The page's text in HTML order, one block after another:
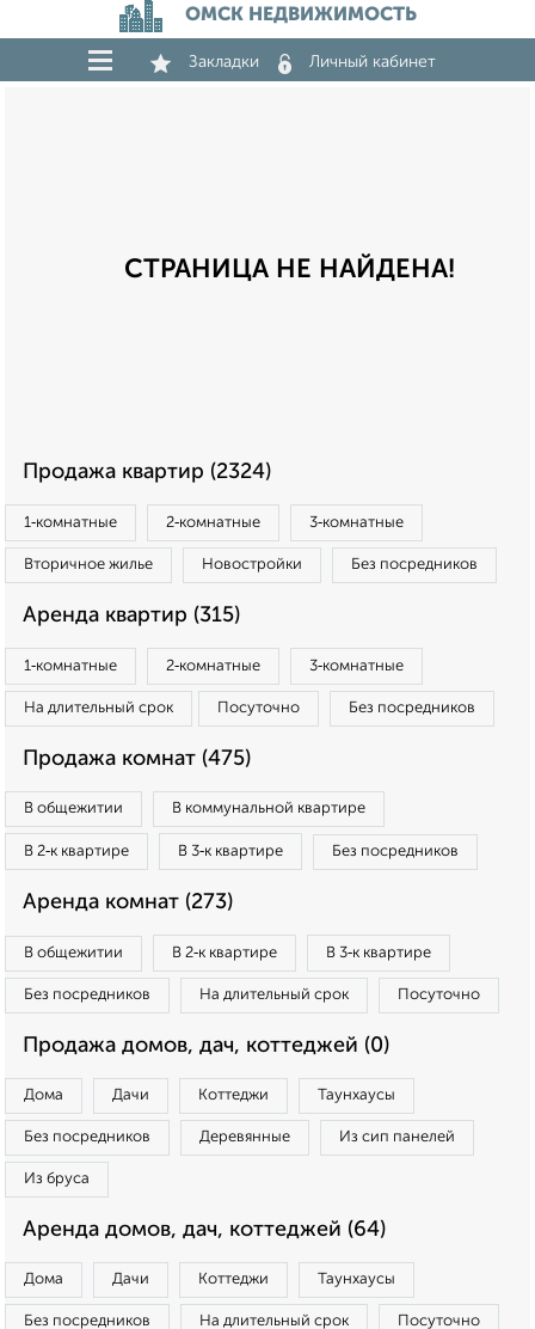
ОМСК НЕДВИЖИМОСТЬ
Закладки Личный кабинет
СТРАНИЦА НЕ НАЙДЕНА!
Продажа квартир (2324)
1‑комнатные 2‑комнатные 3‑комнатные
Вторичное жилье Новостройки Без посредников
Аренда квартир (315)
1‑комнатные 2‑комнатные 3‑комнатные
На длительный срок Посуточно Без посредников
Продажа комнат (475)
В общежитии В коммунальной квартире
В 2‑к квартире В 3‑к квартире Без посредников
Аренда комнат (273)
В общежитии В 2‑к квартире В 3‑к квартире
Без посредников На длительный срок Посуточно
Продажа домов, дач, коттеджей (0)
Дома Дачи Коттеджи Таунхаусы
Без посредников Деревянные Из сип панелей
Из бруса
Аренда домов, дач, коттеджей (64)
Дома Дачи Коттеджи Таунхаусы
Без посредников На длительный срок Посуточно